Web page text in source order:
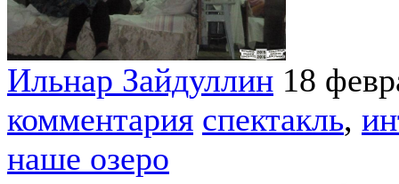
Ильнар Зайдуллин 18
комментария спектакль,
наше озеро